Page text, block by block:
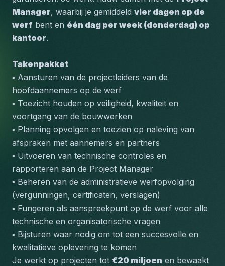
Manager, waarbij je gemiddeld vier dagen op de
werf bent en één dag per week (donderdag) op
kantoor.
Takenpakket
▪️ Aansturen van de projectleiders van de
hoofdaannemers op de werf
▪️ Toezicht houden op veiligheid, kwaliteit en
voortgang van de bouwwerken
▪️ Planning opvolgen en toezien op naleving van
afspraken met aannemers en partners
▪️ Uitvoeren van technische controles en
rapporteren aan de Project Manager
▪️ Beheren van de administratieve werfopvolging
(vergunningen, certificaten, verslagen)
▪️ Fungeren als aanspreekpunt op de werf voor alle
technische en organisatorische vragen
▪️ Bijsturen waar nodig om tot een succesvolle en
kwalitatieve oplevering te komen
Je werkt op projecten tot €20 miljoen en bewaakt